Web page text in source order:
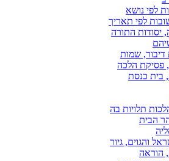
לפי נושא
לפי תאריך
יסודות התורה
דיבור, שמות
פסיקת הלכה
בית כנסת
תלויות בה
הבית
והגוים, גיור
הוראה